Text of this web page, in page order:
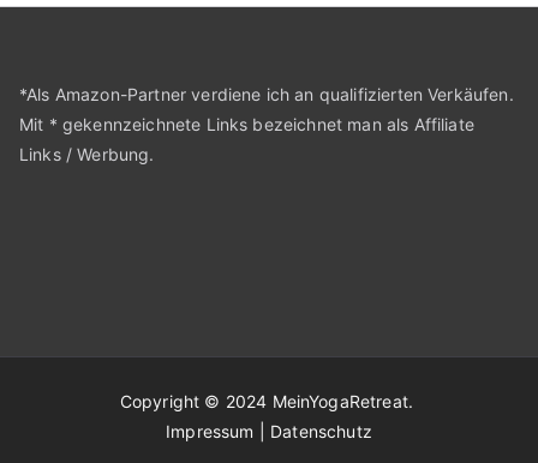
*Als Amazon-Partner verdiene ich an qualifizierten Verkäufen.
Mit * gekennzeichnete Links bezeichnet man als Affiliate
Links / Werbung.
Copyright © 2024 MeinYogaRetreat.
Impressum
Datenschutz